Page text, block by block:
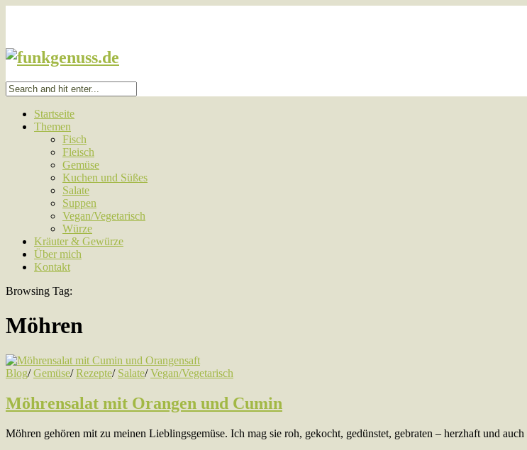
Startseite
Themen
Fisch
Fleisch
Gemüse
Kuchen und Süßes
Salate
Suppen
Vegan/Vegetarisch
Würze
Kräuter & Gewürze
Über mich
Kontakt
Browsing Tag:
Möhren
Blog/ Gemüse/ Rezepte/ Salate/ Vegan/Vegetarisch
Möhrensalat mit Orangen und Cumin
Möhren gehören mit zu meinen Lieblingsgemüse. Ich mag sie roh, gekocht, gedünstet, gebraten – herzhaft und